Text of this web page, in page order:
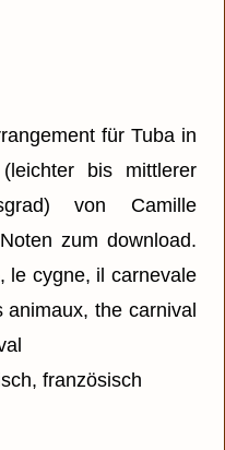
für Tuba in
bis mittlerer
von Camille
zum download.
le cygne, il carnevale
animaux, the carnival
französisch